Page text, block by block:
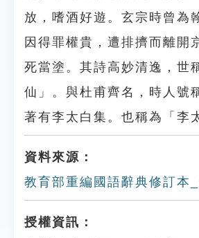
放，嗜酒好遊。玄宗時曾為
因得罪權貴，遭排擠而離開
死當塗。其詩高妙清逸，世
仙」。與杜甫齊名，時人號
著有李太白集。也稱為「李
資料來源：
教育部重編國語辭典修訂本_
授權資訊：